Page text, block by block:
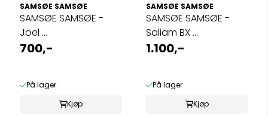
SAMSØE SAMSØE
SAMSØE SAMSØE -
Joel ...
700,-
På lager
Kjøp
SAMSØE SAMSØE
SAMSØE SAMSØE -
Saliam BX ...
1.100,-
På lager
Kjøp